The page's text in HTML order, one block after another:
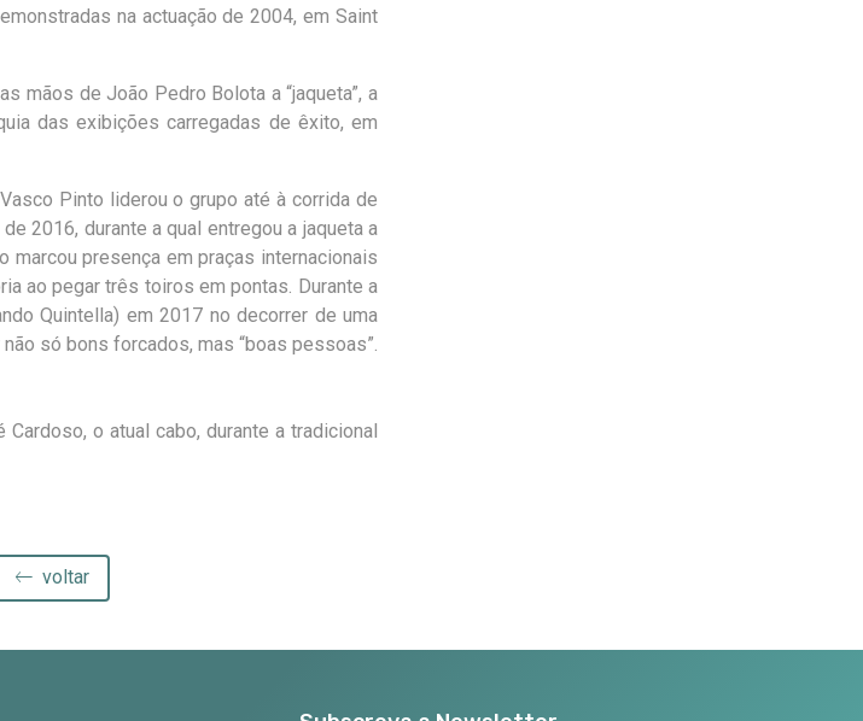
na actuação de 2004, em Saint
mãos de João Pedro Bolota a “jaqueta”, a
das exibições carregadas de êxito, em
Pinto liderou o grupo até à corrida de
2016, durante a qual entregou a jaqueta a
marcou presença em praças internacionais
ao pegar três toiros em pontas. Durante a
Quintella) em 2017 no decorrer de uma
só bons forcados, mas “boas pessoas”.
o atual cabo, durante a tradicional
voltar